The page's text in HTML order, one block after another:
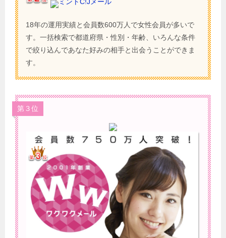
ミントC!Jメール
18年の運用実績と会員数600万人で女性会員が多いで
す。一括検索で都道府県・性別・年齢、いろんな条件
で絞り込んであなた好みの相手と出会うことができま
す。
第３位